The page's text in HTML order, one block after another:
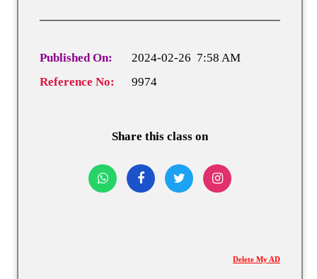
Published On:
2024-02-26 7:58 AM
Reference No:
9974
Share this class on
Delete My AD